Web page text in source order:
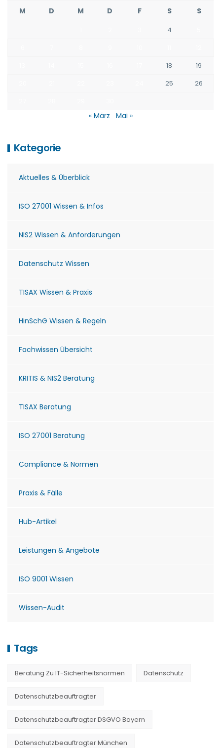
M D M D F S S
4
18
19
25
26
« März Mai »
Kategorie
Aktuelles & Überblick
ISO 27001 Wissen & Infos
NIS2 Wissen & Anforderungen
Datenschutz Wissen
TISAX Wissen & Praxis
HinSchG Wissen & Regeln
Fachwissen Übersicht
KRITIS & NIS2 Beratung
TISAX Beratung
ISO 27001 Beratung
Compliance & Normen
Praxis & Fälle
Hub-Artikel
Leistungen & Angebote
ISO 9001 Wissen
Wissen-Audit
Tags
Beratung Zu IT-Sicherheitsnormen Datenschutz
Datenschutzbeauftragter
Datenschutzbeauftragter DSGVO Bayern
Datenschutzbeauftragter München